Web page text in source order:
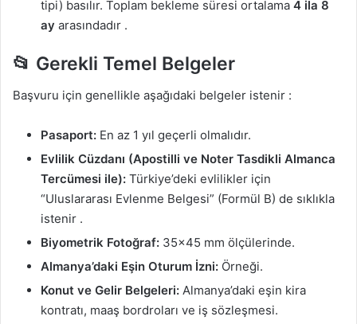
tipi) basılır. Toplam bekleme süresi ortalama 4 ila 8
ay arasındadır .
📂 Gerekli Temel Belgeler
Başvuru için genellikle aşağıdaki belgeler istenir :
Pasaport: En az 1 yıl geçerli olmalıdır.
Evlilik Cüzdanı (Apostilli ve Noter Tasdikli Almanca
Tercümesi ile): Türkiye’deki evlilikler için
“Uluslararası Evlenme Belgesi” (Formül B) de sıklıkla
istenir .
Biyometrik Fotoğraf: 35×45 mm ölçülerinde.
Almanya’daki Eşin Oturum İzni: Örneği.
Konut ve Gelir Belgeleri: Almanya’daki eşin kira
kontratı, maaş bordroları ve iş sözleşmesi.